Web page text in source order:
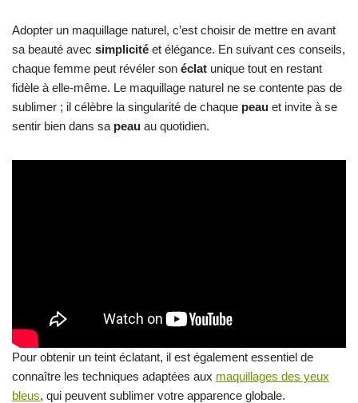
Adopter un maquillage naturel, c’est choisir de mettre en avant
sa beauté avec simplicité et élégance. En suivant ces conseils,
chaque femme peut révéler son éclat unique tout en restant
fidèle à elle-même. Le maquillage naturel ne se contente pas de
sublimer ; il célèbre la singularité de chaque peau et invite à se
sentir bien dans sa peau au quotidien.
Pour obtenir un teint éclatant, il est également essentiel de
connaître les techniques adaptées aux maquillages des yeux
bleus, qui peuvent sublimer votre apparence globale.